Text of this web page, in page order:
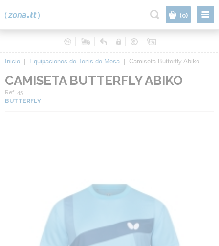
(0)
Inicio Equipaciones de Tenis de Mesa Camiseta Butterfly Abiko
CAMISETA BUTTERFLY ABIKO
Ref. 45
BUTTERFLY